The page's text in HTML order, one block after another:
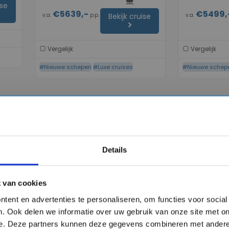
Details
van cookies
en advertenties te personaliseren, om functies voor
Ook delen we informatie over uw gebruik van onze site met
Deze partners kunnen deze gegevens combineren met
v.a. €5639,- p.p. Bekijk cruise
chevron_right
Vergelijk
#Nieuwe schepen #Luxe cruises
v.a.
Vergelijk
#Nieuwe
10 daagse West-Middellandse
Zee cruise met de Oceania
11 daagse
Zee